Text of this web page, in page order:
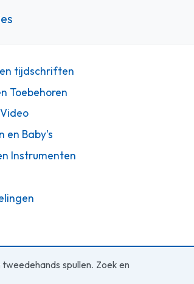
tijdschriften
Toebehoren
en Baby's
Instrumenten
spullen. Zoek en